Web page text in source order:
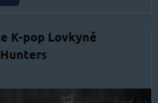
K-pop Lovkyně